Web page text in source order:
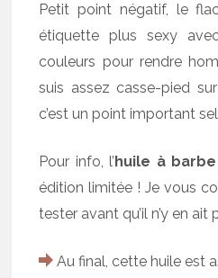
Petit point négatif, le
étiquette plus sexy
couleurs pour rendre
suis assez casse-pied
c’est un point important
Pour info, l’huile à
édition limitée ! Je vous
tester avant qu’il n’y en ait
Au final, cette huile est